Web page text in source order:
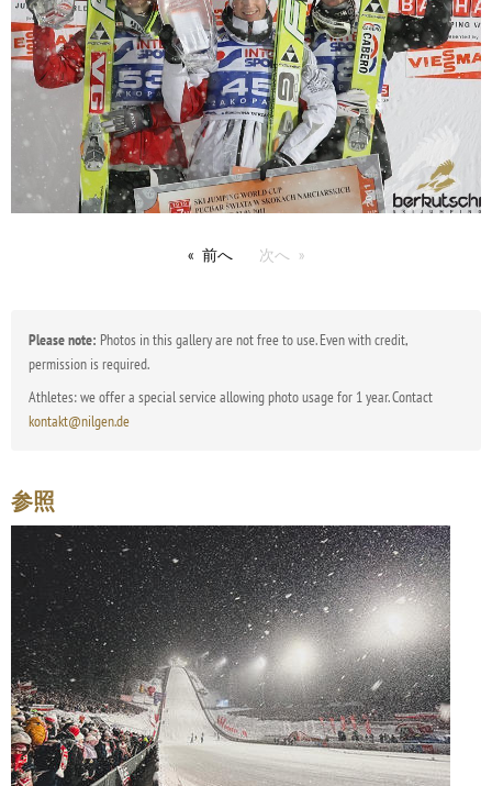
前へ 次へ
Please note: Photos in this gallery are not free to use. Even with credit,
permission is required.
Athletes: we offer a special service allowing photo usage for 1 year. Contact
kontakt@nilgen.de
参照